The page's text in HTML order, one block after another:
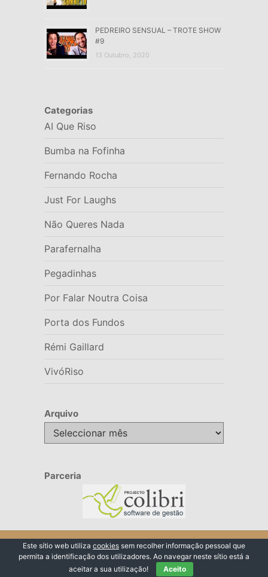
PEDREIRO SENSUAL – TROTE SHOW
#9
13 Outubro, 2020
Categorias
AI Que Riso
Bumba na Fofinha
Fernando Rocha
Just For Laughs
Não Queres Nada
Parafernalha
Pegadinhas
Por Falar Noutra Coisa
Porta dos Fundos
Rémi Gaillard
VivóRiso
Arquivo
Arquivo
Parceria
© 2026 VivóRiso
Voltar ao Topo ↑
Este sítio web utiliza cookies sem recolher informação pessoal que
permita a identificação dos utilizadores. Ao navegar neste sítio está a
aceitar a sua utilização!
Aceito